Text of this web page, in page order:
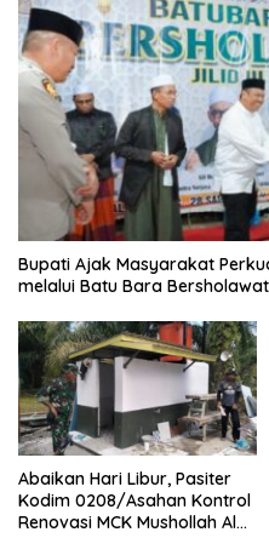
Bupati Ajak Masyarakat
melalui Batu Bara Bersholawat
Abaikan Hari Libur, Pasiter
Kodim 0208/Asahan Kontrol
Renovasi MCK Mushollah Al